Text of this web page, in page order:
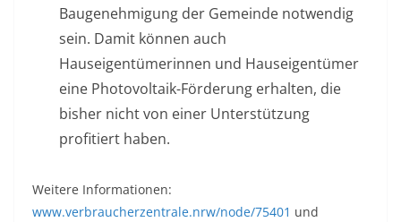
Baugenehmigung der Gemeinde notwendig
sein. Damit können auch
Hauseigentümerinnen und Hauseigentümer
eine Photovoltaik-Förderung erhalten, die
bisher nicht von einer Unterstützung
profitiert haben.
Weitere Informationen:
www.verbraucherzentrale.nrw/node/75401 und